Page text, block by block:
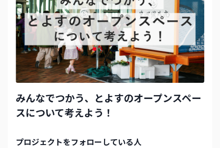
みんなでつかう、とよすのオープンスペー
スについて考えよう！
プロジェクトをフォローしている人